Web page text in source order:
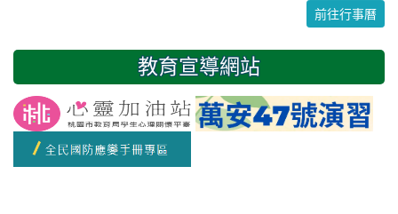
2 3
友善校園週
開學日
前往行事曆
教育宣導網站